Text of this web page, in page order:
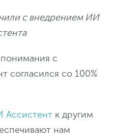
с внедрением ИИ
с
согласился со 100%
Ассистент к другим
нам